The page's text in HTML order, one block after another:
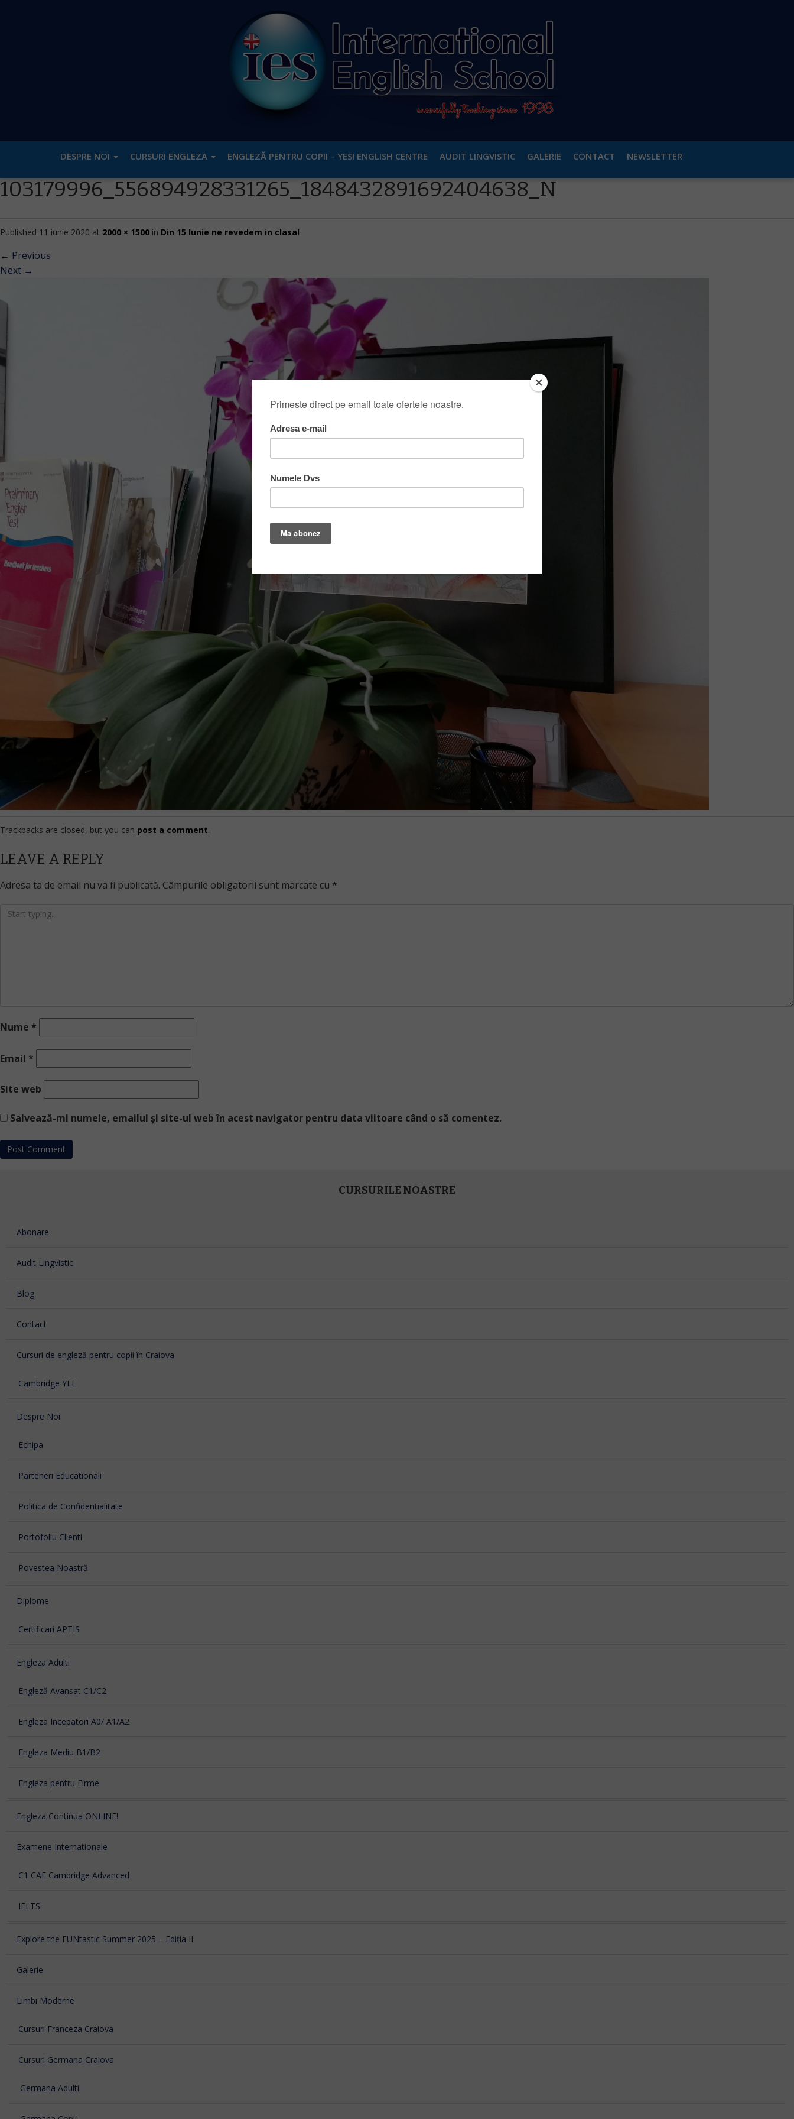
DESPRE NOI CURSURI ENGLEZA ENGLEZĂ PENTRU COPII – YES! ENGLISH CENTRE AUDIT LINGVISTIC GALERIE CONTACT NEWSLETTER
103179996_556894928331265_1848432891692404638_N
Published 11 iunie 2020 at 2000 × 1500 in Din 15 Iunie ne revedem in clasa!
← Previous
Next →
Trackbacks are closed, but you can post a comment.
LEAVE A REPLY
Adresa ta de email nu va fi publicată. Câmpurile obligatorii sunt marcate cu *
Nume *
Email *
Site web
Salvează-mi numele, emailul și site-ul web în acest navigator pentru data viitoare când o să comentez.
CURSURILE NOASTRE
Abonare
Audit Lingvistic
Blog
Contact
Cursuri de engleză pentru copii în Craiova
Cambridge YLE
Despre Noi
Echipa
Parteneri Educationali
Politica de Confidentialitate
Portofoliu Clienti
Povestea Noastră
Diplome
Certificari APTIS
Engleza Adulti
Engleză Avansat C1/C2
Engleza Incepatori A0/ A1/A2
Engleza Mediu B1/B2
Engleza pentru Firme
Engleza Continua ONLINE!
Examene Internationale
C1 CAE Cambridge Advanced
IELTS
Explore the FUNtastic Summer 2025 – Ediția II
Galerie
Limbi Moderne
Cursuri Franceza Craiova
Cursuri Germana Craiova
Germana Adulti